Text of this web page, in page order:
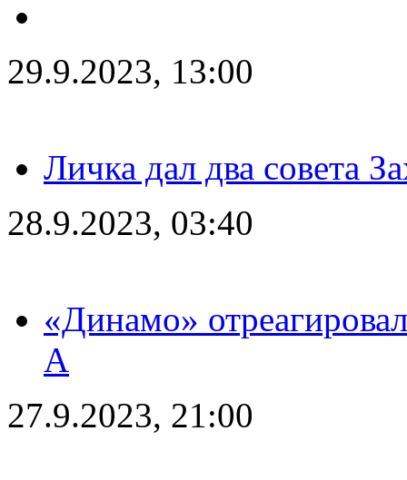
29.9.2023, 13:00
Личка дал два совета
28.9.2023, 03:40
«Динамо»
А
27.9.2023, 21:00